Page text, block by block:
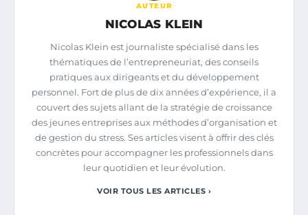
AUTEUR
NICOLAS KLEIN
Nicolas Klein est journaliste spécialisé dans les
thématiques de l’entrepreneuriat, des conseils
pratiques aux dirigeants et du développement
personnel. Fort de plus de dix années d’expérience, il a
couvert des sujets allant de la stratégie de croissance
des jeunes entreprises aux méthodes d’organisation et
de gestion du stress. Ses articles visent à offrir des clés
concrètes pour accompagner les professionnels dans
leur quotidien et leur évolution.
VOIR TOUS LES ARTICLES ›